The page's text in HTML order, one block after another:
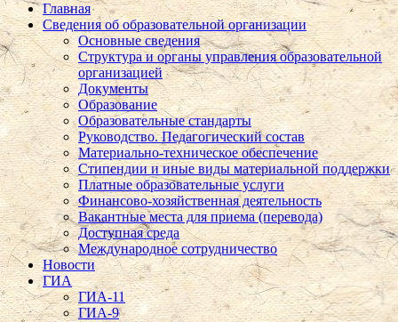
Главная
Сведения об образовательной организации
Основные сведения
Структура и органы управления образовательной
организацией
Документы
Образование
Образовательные стандарты
Руководство. Педагогический состав
Материально-техническое обеспечение
Стипендии и иные виды материальной поддержки
Платные образовательные услуги
Финансово-хозяйственная деятельность
Вакантные места для приема (перевода)
Доступная среда
Международное сотрудничество
Новости
ГИА
ГИА-11
ГИА-9